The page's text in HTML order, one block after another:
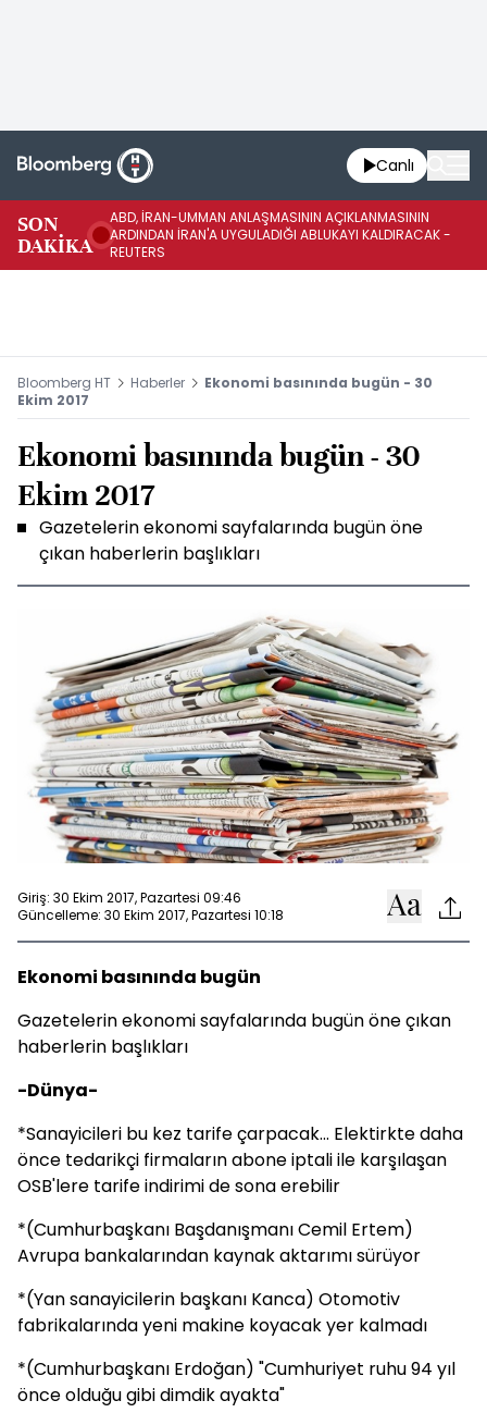
Canlı
SON
DAKİKA
ABD, İRAN-UMMAN ANLAŞMASININ AÇIKLANMASININ
ARDINDAN İRAN'A UYGULADIĞI ABLUKAYI KALDIRACAK -
REUTERS
Bloomberg HT Haberler
Ekonomi basınında bugün - 30
Ekim 2017
Ekonomi basınında bugün - 30
Ekim 2017
Gazetelerin ekonomi sayfalarında bugün öne
çıkan haberlerin başlıkları
Giriş: 30 Ekim 2017, Pazartesi 09:46
Güncelleme: 30 Ekim 2017, Pazartesi 10:18
Ekonomi basınında bugün
Gazetelerin ekonomi sayfalarında bugün öne çıkan
haberlerin başlıkları
-Dünya-
*Sanayicileri bu kez tarife çarpacak... Elektirkte daha
önce tedarikçi firmaların abone iptali ile karşılaşan
OSB'lere tarife indirimi de sona erebilir
*(Cumhurbaşkanı Başdanışmanı Cemil Ertem)
Avrupa bankalarından kaynak aktarımı sürüyor
*(Yan sanayicilerin başkanı Kanca) Otomotiv
fabrikalarında yeni makine koyacak yer kalmadı
*(Cumhurbaşkanı Erdoğan) "Cumhuriyet ruhu 94 yıl
önce olduğu gibi dimdik ayakta"